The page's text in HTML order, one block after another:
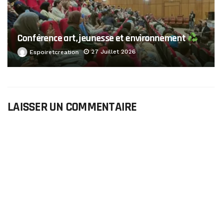
Conférence art, jeunesse et environnement
Espoiretcreation 27 Juillet 2026
LAISSER UN COMMENTAIRE